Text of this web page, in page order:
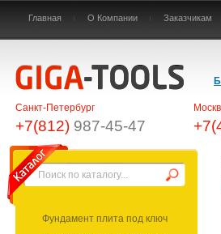
Главная О Компании Заказчикам
Санкт-Петербург
+7(812)987-45-47
Фундамент плита под ключ